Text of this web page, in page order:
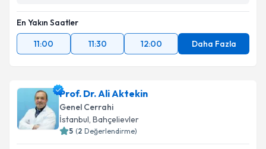
En Yakın Saatler
11:00
11:30 12:00 Daha Fazla
Prof. Dr. Ali Aktekin
Genel Cerrahi
İstanbul, Bahçelievler
5 (2 Değerlendirme)